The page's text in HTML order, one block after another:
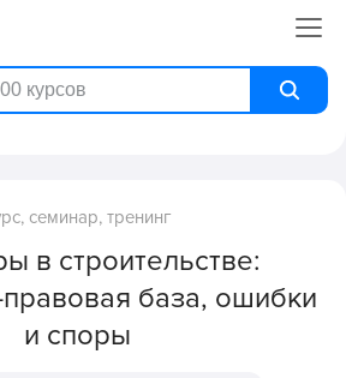
семинар, тренинг
в строительстве:
база, ошибки
и споры